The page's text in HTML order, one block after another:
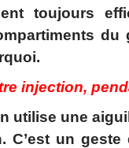
toujours
du
injection,
utilise une
C’est un